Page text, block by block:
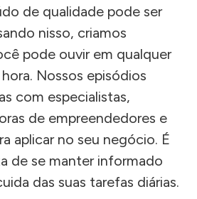
de qualidade pode ser
nisso, criamos
pode ouvir em qualquer
Nossos episódios
com especialistas,
de empreendedores e
aplicar no seu negócio. É
de se manter informado
das suas tarefas diárias.